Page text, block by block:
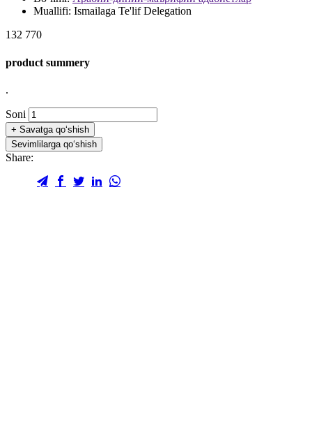
Muallifi: Ismailaga Te'lif Delegation
132 770
product summery
.
Soni
+ Savatga qo‘shish
Sevimlilarga qo‘shish
Share: